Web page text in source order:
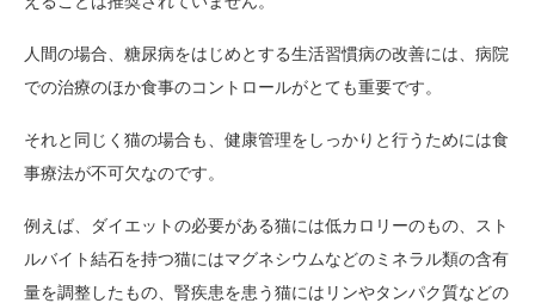
人間の場合、糖尿病をはじめとする生活習慣病の改善には、病院
での治療のほか食事のコントロールがとても重要です。
それと同じく猫の場合も、健康管理をしっかりと行うためには食
事療法が不可欠なのです。
例えば、ダイエットの必要がある猫には低カロリーのもの、スト
ルバイト結石を持つ猫にはマグネシウムなどのミネラル類の含有
量を調整したもの、腎疾患を患う猫にはリンやタンパク質などの